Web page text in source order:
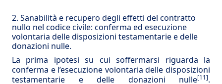
2. Sanabilità e recupero degli effetti del contratto
nullo nel codice civile: conferma ed esecuzione
volontaria delle disposizioni testamentarie e delle
donazioni nulle.
La prima ipotesi su cui soffermarsi riguarda la
conferma e l’esecuzione volontaria delle disposizioni
testamentarie e delle donazioni nulle[11].